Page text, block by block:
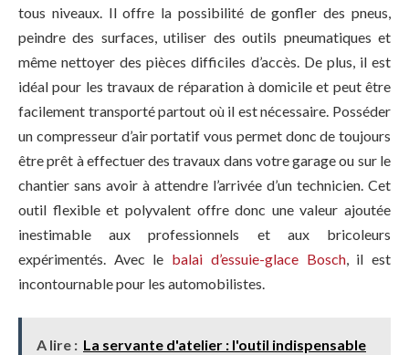
tous niveaux. Il offre la possibilité de gonfler des pneus,
peindre des surfaces, utiliser des outils pneumatiques et
même nettoyer des pièces difficiles d’accès. De plus, il est
idéal pour les travaux de réparation à domicile et peut être
facilement transporté partout où il est nécessaire. Posséder
un compresseur d’air portatif vous permet donc de toujours
être prêt à effectuer des travaux dans votre garage ou sur le
chantier sans avoir à attendre l’arrivée d’un technicien. Cet
outil flexible et polyvalent offre donc une valeur ajoutée
inestimable aux professionnels et aux bricoleurs
expérimentés. Avec le balai d’essuie-glace Bosch, il est
incontournable pour les automobilistes.
A lire : La servante d'atelier : l'outil indispensable